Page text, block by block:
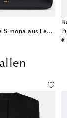
Schultertasche Simona aus Leder
€